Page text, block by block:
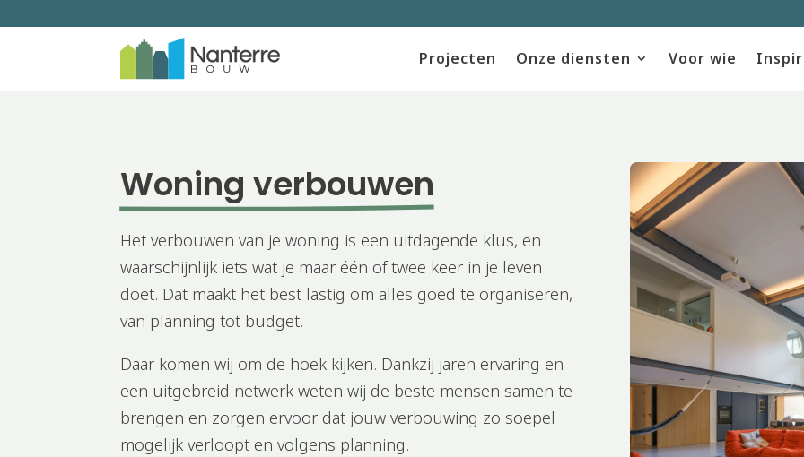
Projecten Onze diensten Voor wie
Woning verbouwen
Het verbouwen van je woning is een uitdagende klus, en
waarschijnlijk iets wat je maar één of twee keer in je leven
doet. Dat maakt het best lastig om alles goed te organiseren,
van planning tot budget.
Daar komen wij om de hoek kijken. Dankzij jaren ervaring en
een uitgebreid netwerk weten wij de beste mensen samen te
brengen en zorgen ervoor dat jouw verbouwing zo soepel
mogelijk verloopt en volgens planning.